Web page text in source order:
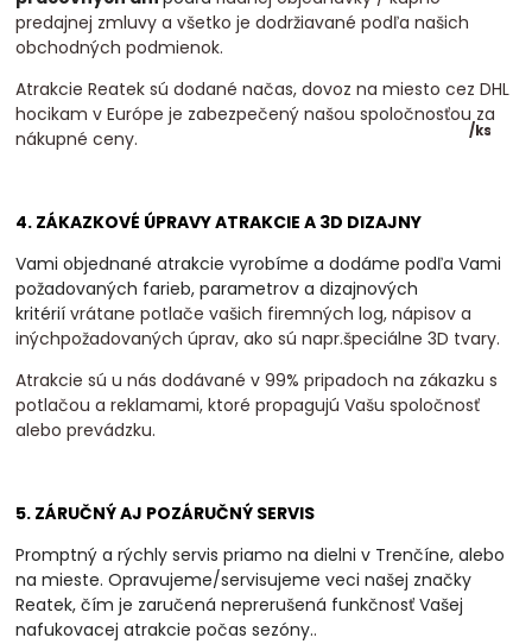
/ks
predajnej zmluvy a všetko je dodržiavané podľa našich
obchodných podmienok.
Atrakcie Reatek sú dodané načas, dovoz na miesto cez DHL
hocikam v Európe je zabezpečený našou spoločnosťou za
nákupné ceny.
4. ZÁKAZKOVÉ ÚPRAVY ATRAKCIE A 3D DIZAJNY
Vami objednané atrakcie vyrobíme a dodáme podľa Vami
požadovaných farieb, parametrov a dizajnových
kritérií vrátane potlače vašich firemných log, nápisov a
inýchpožadovaných úprav, ako sú napr.špeciálne 3D tvary.
Atrakcie sú u nás dodávané v 99% pripadoch na zákazku s
potlačou a reklamami, ktoré propagujú Vašu spoločnosť
alebo prevádzku.
5. ZÁRUČNÝ AJ POZÁRUČNÝ SERVIS
Promptný a rýchly servis priamo na dielni v Trenčíne, alebo
na mieste. Opravujeme/servisujeme veci našej značky
Reatek, čím je zaručená neprerušená funkčnosť Vašej
nafukovacej atrakcie počas sezóny..